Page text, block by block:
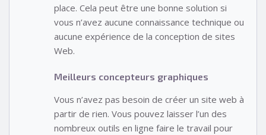
place. Cela peut être une bonne solution si
vous n’avez aucune connaissance technique ou
aucune expérience de la conception de sites
Web.
Meilleurs concepteurs graphiques
Vous n’avez pas besoin de créer un site web à
partir de rien. Vous pouvez laisser l’un des
nombreux outils en ligne faire le travail pour